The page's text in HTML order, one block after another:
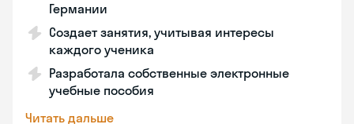
Германии
Создает занятия, учитывая интересы
каждого ученика
Разработала собственные электронные
учебные пособия
Читать дальше